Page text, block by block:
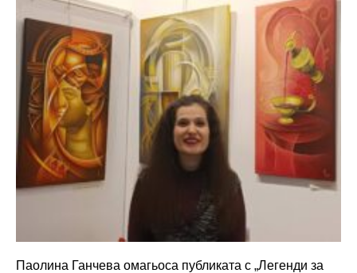
2
Паолина Ганчева омагьоса публиката с „Легенди за